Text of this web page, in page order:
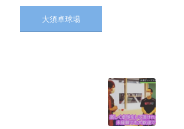
大須卓球場